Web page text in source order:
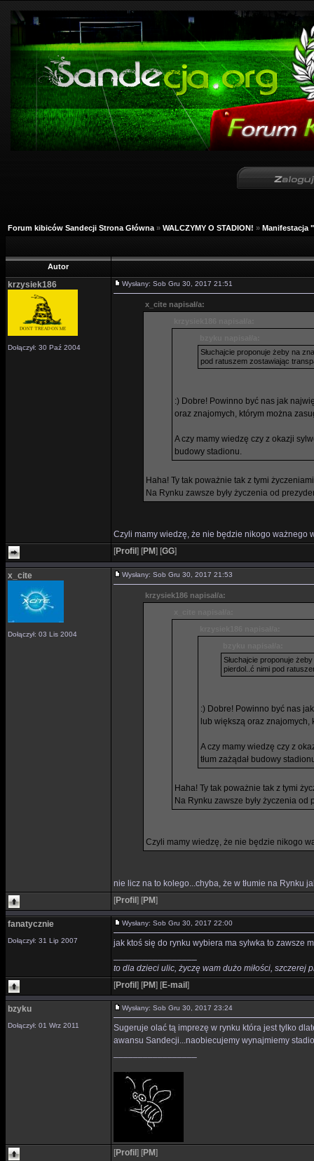
Forum kibiców Sandecji Strona Główna » WALCZYMY O STADION! » Manifestacja
Autor
krzysiek186
Dołączył: 30 Paź 2004
Wysłany: Sob Gru 30, 2017 21:51
x_cite napisał/a:
Słuchajcie proponuje żeby na
pod ratuszem zostawiając
:) Dobre! Powinno być nas jak
oraz znajomych, którym można
A czy mamy wiedzę czy z okazji
budowy stadionu.
Haha! Ty tak poważnie tak z tymi
Na Rynku zawsze były życzenia od
Czyli mamy wiedzę, że nie będzie nikogo ważnego
[Profil ] [PM] [GG]
x_cite
Dołączył: 03 Lis 2004
Wysłany: Sob Gru 30, 2017 21:53
krzysiek186 napisał/a:
Słuchajcie proponuje
pierdol..ć nimi pod
:) Dobre! Powinno być nas
lub większą oraz
A czy mamy wiedzę czy z
tłum zażądał budowy
Haha! Ty tak poważnie tak z tymi
Na Rynku zawsze były życzenia
Czyli mamy wiedzę, że nie będzie nikogo
nie licz na to kolego...chyba, że w tłumie na Rynku
[Profil ] [PM]
fanatycznie
Dołączył: 31 Lip 2007
Wysłany: Sob Gru 30, 2017 22:00
jak ktoś się do rynku wybiera ma sylwka to zawsze
to dla dzieci ulic, życzę wam dużo miłości, szczerej
[Profil ] [PM] [E-mail ]
bzyku
Dołączył: 01 Wrz 2011
Wysłany: Sob Gru 30, 2017 23:24
Sugeruje olać tą imprezę w rynku która jest tylko
awansu Sandecji...naobiecujemy wynajmiemy
[Profil ] [PM]